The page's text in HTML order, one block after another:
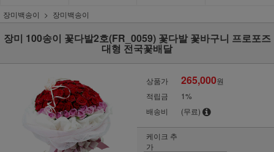
장미백송이 장미백송이
장미 100송이 꽃다발2호(FR_0059) 꽃다발 꽃바구니 프로포즈
대형 전국꽃배달
상품가 265,000원
적립금
1%
배송비
(무료)
케이크 추
가